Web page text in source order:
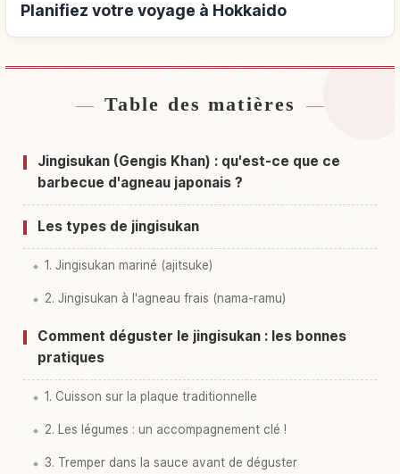
Planifiez votre voyage à Hokkaido
Hébergements près de Hokkaido ↗
Activités à Hokkaido↗
Table des matières
Jingisukan (Gengis Khan) : qu'est-ce que ce
barbecue d'agneau japonais ?
Les types de jingisukan
1. Jingisukan mariné (ajitsuke)
2. Jingisukan à l'agneau frais (nama-ramu)
Comment déguster le jingisukan : les bonnes
pratiques
1. Cuisson sur la plaque traditionnelle
2. Les légumes : un accompagnement clé !
3. Tremper dans la sauce avant de déguster